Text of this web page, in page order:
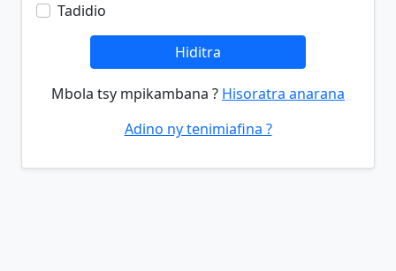
Tadidio
Hiditra
Mbola tsy mpikambana ? Hisoratra anarana
Adino ny tenimiafina ?